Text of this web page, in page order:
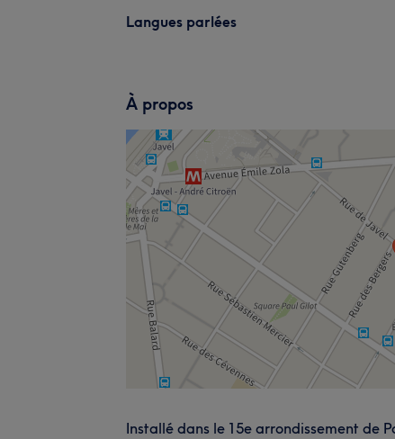
Langues parlées
À propos
Installé dans le 15e arrondissement de